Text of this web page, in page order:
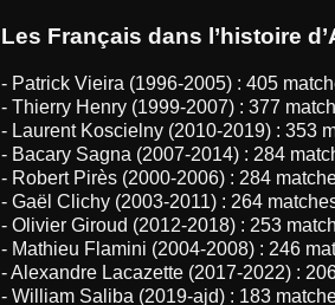
Les Français dans l’histoire
- Patrick Vieira (1996-2005) : 405
- Thierry Henry (1999-2007) : 377
- Laurent Koscielny (2010-2019) : 353
- Bacary Sagna (2007-2014) : 284
- Robert Pirès (2000-2006) : 284
- Gaël Clichy (2003-2011) : 264
- Olivier Giroud (2012-2018) : 253
- Mathieu Flamini (2004-2008) : 246
- Alexandre Lacazette (2017-2022) :
- William Saliba (2019-ajd) : 183